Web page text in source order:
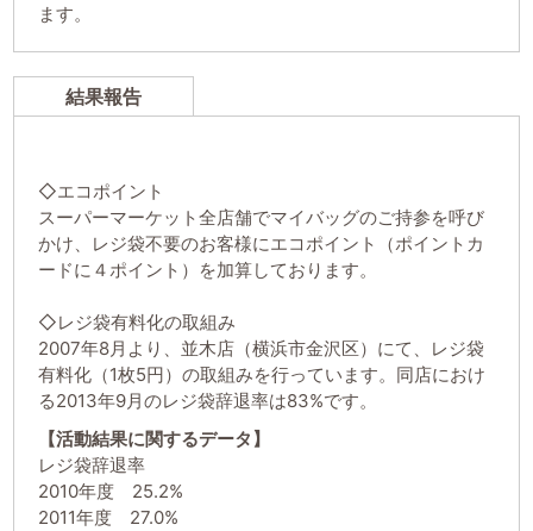
ます。
結果報告
◇エコポイント
スーパーマーケット全店舗でマイバッグのご持参を呼び
かけ、レジ袋不要のお客様にエコポイント（ポイントカ
ードに４ポイント）を加算しております。
◇レジ袋有料化の取組み
2007年8月より、並木店（横浜市金沢区）にて、レジ袋
有料化（1枚5円）の取組みを行っています。同店におけ
る2013年9月のレジ袋辞退率は83%です。
【活動結果に関するデータ】
レジ袋辞退率
2010年度 25.2%
2011年度 27.0%